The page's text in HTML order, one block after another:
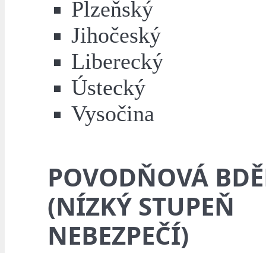
Plzeňský
Jihočeský
Liberecký
Ústecký
Vysočina
POVODŇOVÁ
(NÍZKÝ STUPEŇ
NEBEZPEČÍ)